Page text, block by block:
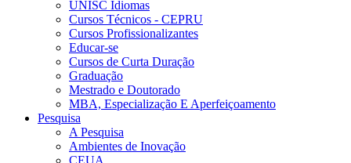
UNISC Idiomas
Cursos Técnicos - CEPRU
Cursos Profissionalizantes
Educar-se
Cursos de Curta Duração
Graduação
Mestrado e Doutorado
MBA, Especialização E Aperfeiçoamento
Pesquisa
A Pesquisa
Ambientes de Inovação
CEUA